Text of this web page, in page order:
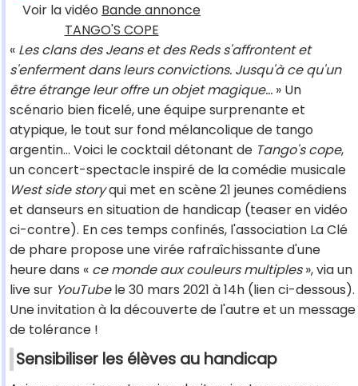
Voir la vidéo Bande annonce
TANGO'S COPE
« Les clans des Jeans et des Reds s'affrontent et
s'enferment dans leurs convictions. Jusqu'à ce qu'un
être étrange leur offre un objet magique… » Un
scénario bien ficelé, une équipe surprenante et
atypique, le tout sur fond mélancolique de tango
argentin... Voici le cocktail détonant de Tango's cope,
un concert-spectacle inspiré de la comédie musicale
West side storyqui met en scène 21 jeunes comédiens
et danseurs en situation de handicap (teaser en vidéo
ci-contre). En ces temps confinés, l'association La Clé
de phare propose une virée rafraîchissante d'une
heure dans « ce monde aux couleurs multiples», via un
live sur YouTubele 30 mars 2021 à 14h (lien ci-dessous).
Une invitation à la découverte de l'autre et un message
de tolérance !
Sensibiliser les élèves au handicap